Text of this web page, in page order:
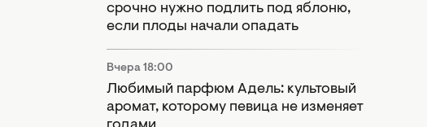
срочно нужно подлить под яблоню,
если плоды начали опадать
Вчера 18:00
Любимый парфюм Адель: культовый
аромат, которому певица не изменяет